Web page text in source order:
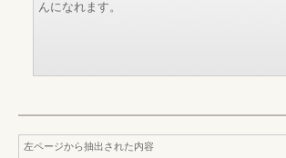
んになれます。
左ページから抽出された内容